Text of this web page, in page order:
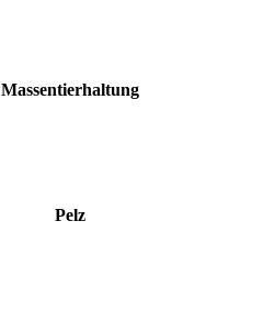
Massentierhaltung
Pelz